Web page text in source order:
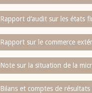
Rapport d‘audit sur les états
Rapport sur le commerce
Note sur la situation de la
Bilans et comptes de résultats